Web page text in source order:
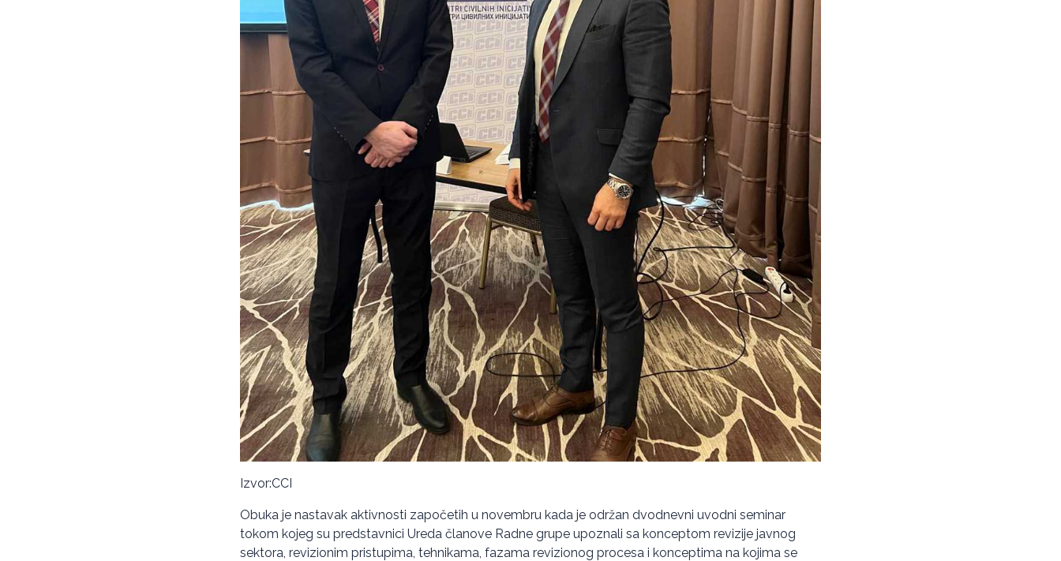
Izvor:CCI
Obuka je nastavak aktivnosti započetih u novembru kada je održan dvodnevni uvodni seminar
tokom kojeg su predstavnici Ureda članove Radne grupe upoznali sa konceptom revizije javnog
sektora, revizionim pristupima, tehnikama, fazama revizionog procesa i konceptima na kojima se